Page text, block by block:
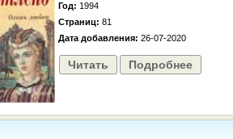
Год: 1994
Страниц: 81
Дата добавления: 26-07-2020
Читать Подробнее